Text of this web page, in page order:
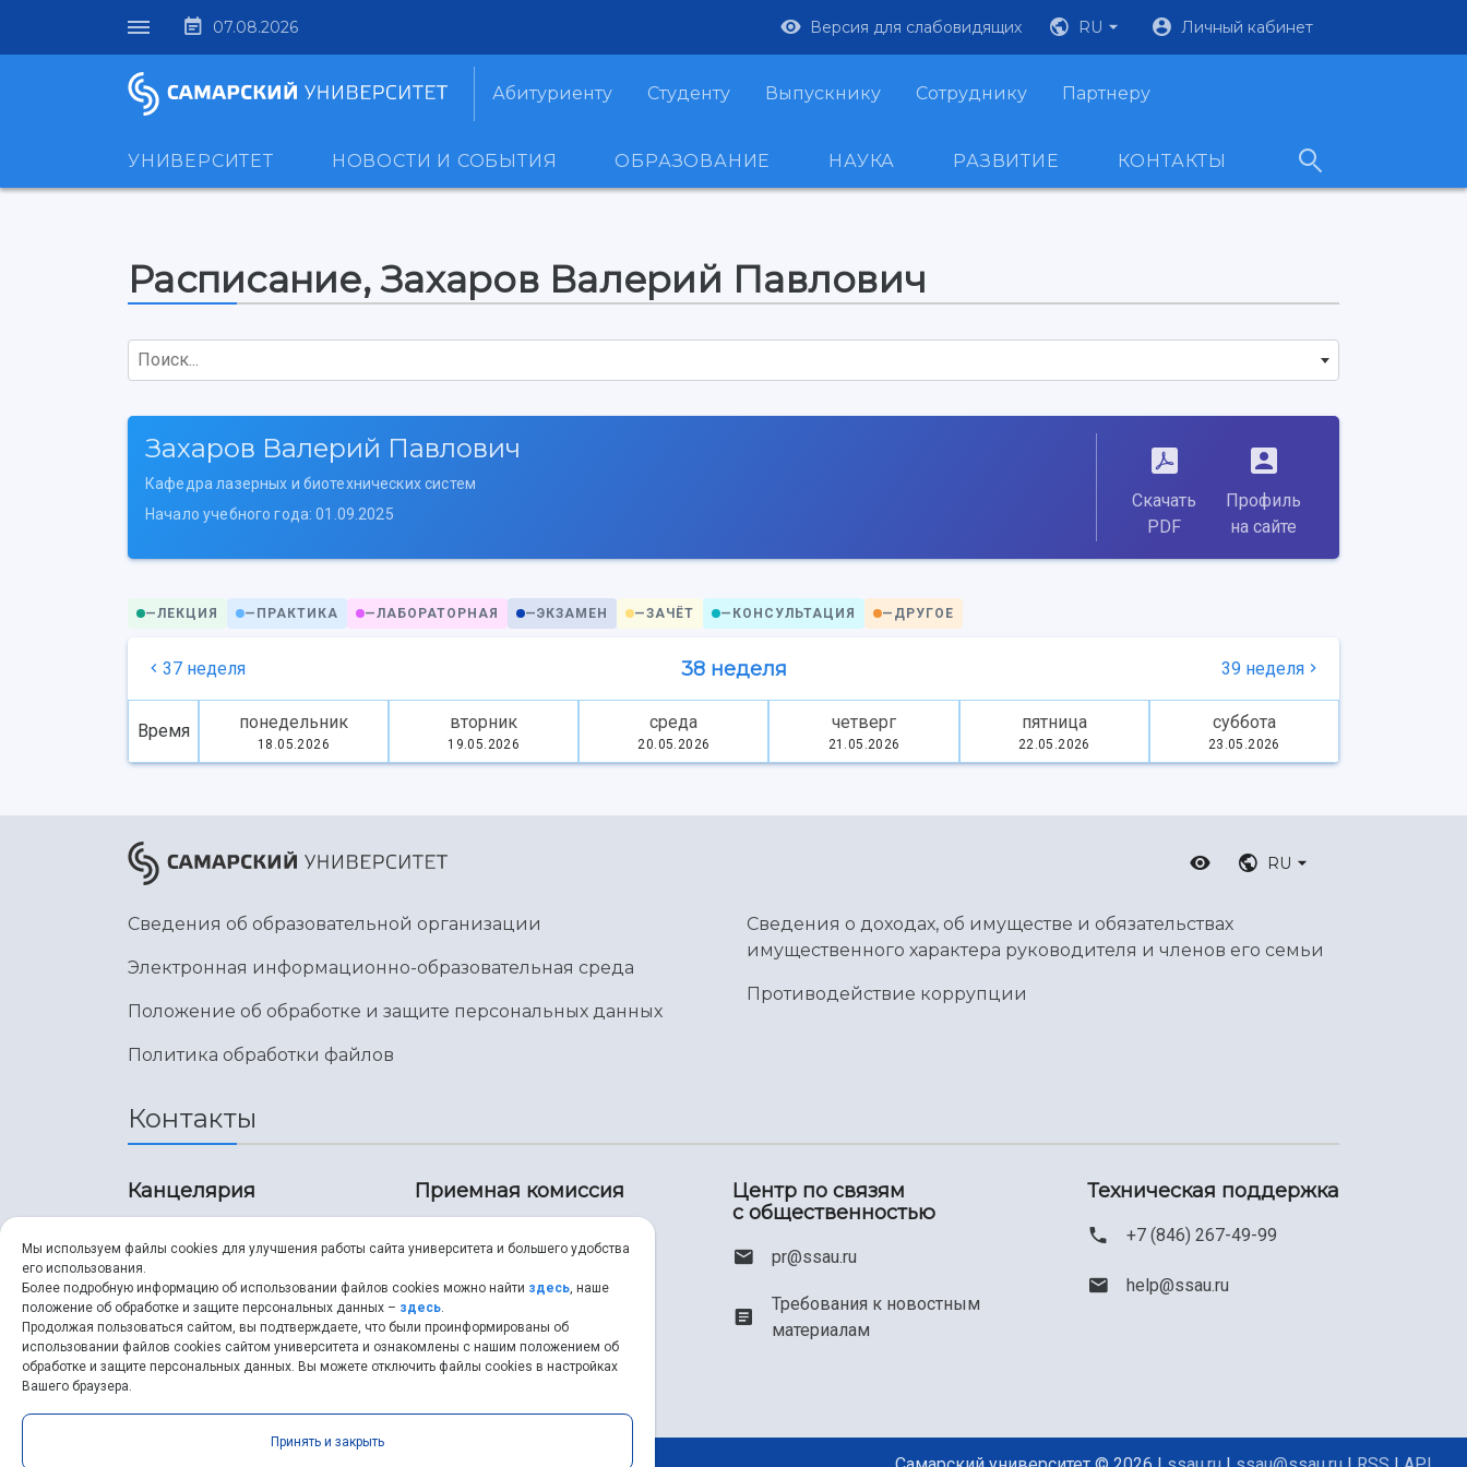
07.08.2026 Версия для слабовидящих RU Личный кабинет
Абитуриенту Студенту Выпускнику Сотруднику Партнеру
УНИВЕРСИТЕТ НОВОСТИ И СОБЫТИЯ ОБРАЗОВАНИЕ НАУКА РАЗВИТИЕ КОНТАКТЫ
Расписание, Захаров Валерий Павлович
Поиск...
Захаров Валерий Павлович
Кафедра лазерных и биотехнических систем
Начало учебного года: 01.09.2025
Скачать
PDF
Профиль
на сайте
—ЛЕКЦИЯ — ПРАКТИКА —ЛАБОРАТОРНАЯ —ЭКЗАМЕН —ЗАЧЁТ — КОНСУЛЬТАЦИЯ — ДРУГОЕ
37 неделя 38 неделя 39 неделя
Время понедельник
18.05.2026
вторник
19.05.2026
среда
20.05.2026
четверг
21.05.2026
пятница
22.05.2026
суббота
23.05.2026
RU
Сведения об образовательной организации
Электронная информационно-образовательная среда
Положение об обработке и защите персональных данных
Политика обработки файлов
Сведения о доходах, об имуществе и обязательствах
имущественного характера руководителя и членов его семьи
Противодействие коррупции
Контакты
Канцелярия
8 (846) 267-43-70
ssau@ssau.ru
Приемная комиссия
8 (846) 267-48-67
priem@ssau.ru
Центр по связям
с общественностью
pr@ssau.ru
Требования к новостным
материалам
Техническая поддержка
+7 (846) 267-49-99
help@ssau.ru
Мы используем файлы cookies для улучшения работы сайта университета и большего удобства
его использования.
Более подробную информацию об использовании файлов cookies можно найти здесь, наше
положение об обработке и защите персональных данных – здесь.
Продолжая пользоваться сайтом, вы подтверждаете, что были проинформированы об
использовании файлов cookies сайтом университета и ознакомлены с нашим положением об
обработке и защите персональных данных. Вы можете отключить файлы cookies в настройках
Вашего браузера.
Принять и закрыть